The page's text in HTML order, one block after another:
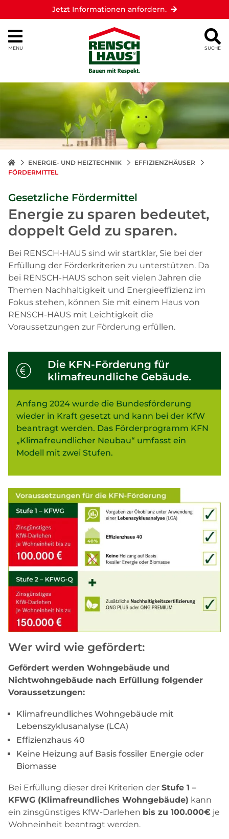
Jetzt Informationen anfordern.
MENU SUCHE
ENERGIE- UND HEIZTECHNIK
EFFIZIENZHÄUSER
FÖRDERMITTEL
Gesetzliche Fördermittel
Energie zu sparen bedeutet,
doppelt Geld zu sparen.
Bei RENSCH-HAUS sind wir startklar, Sie bei der
Erfüllung der Förderkriterien zu unterstützen. Da
bei RENSCH-HAUS schon seit vielen Jahren die
Themen Nachhaltigkeit und Energieeffizienz im
Fokus stehen, können Sie mit einem Haus von
RENSCH-HAUS mit Leichtigkeit die
Voraussetzungen zur Förderung erfüllen.
Die KFN-Förderung für
klimafreundliche Gebäude.
Anfang 2024 wurde die Bundesförderung
wieder in Kraft gesetzt und kann bei der KfW
beantragt werden. Das Förderprogramm KFN
„Klimafreundlicher Neubau“ umfasst ein
Modell mit zwei Stufen.
Wer wird wie gefördert:
Gefördert werden Wohngebäude und
Nichtwohngebäude nach Erfüllung folgender
Voraussetzungen:
Klimafreundliches Wohngebäude mit
Lebenszyklusanalyse (LCA)
Effizienzhaus 40
Keine Heizung auf Basis fossiler Energie oder
Biomasse
Bei Erfüllung dieser drei Kriterien der Stufe 1 –
KFWG (Klimafreundliches Wohngebäude) kann
ein zinsgünstiges KfW-Darlehen bis zu 100.000€ je
Wohneinheit beantragt werden.